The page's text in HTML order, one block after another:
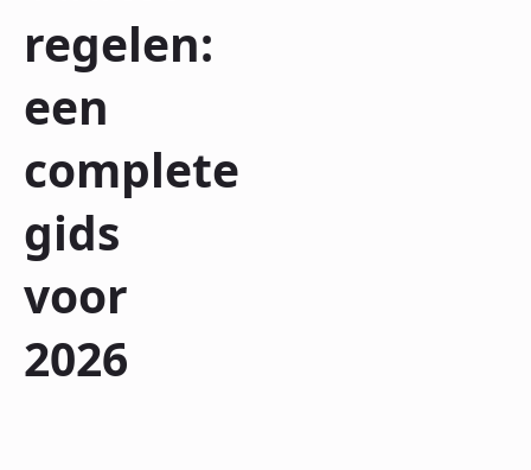
regelen:
een
complete
gids
voor
2026